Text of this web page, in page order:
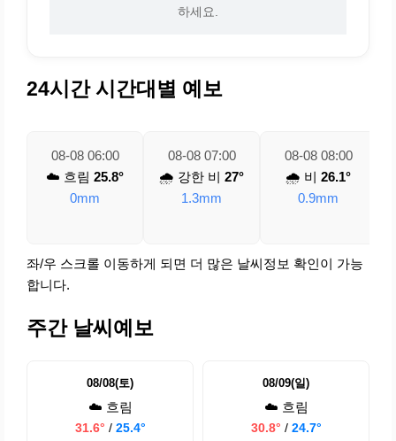
하세요.
24시간 시간대별 예보
08-08 06:00
☁️ 흐림 25.8°
0mm
08-08 07:00
🌧️ 강한 비 27°
1.3mm
08-08 08:00
🌧️ 비 26.1°
0.9mm
좌/우 스크롤 이동하게 되면 더 많은 날씨정보 확인이 가능
합니다.
주간 날씨예보
08/08(토)
☁️ 흐림
31.6° / 25.4°
08/09(일)
☁️ 흐림
30.8° / 24.7°